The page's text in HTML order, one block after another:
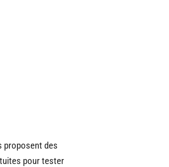
proposent des
pour tester